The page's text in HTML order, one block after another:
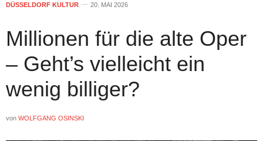
DÜSSELDORF KULTUR 20. MAI 2026
Millionen für die alte Oper
– Geht’s vielleicht ein
wenig billiger?
von WOLFGANG OSINSKI